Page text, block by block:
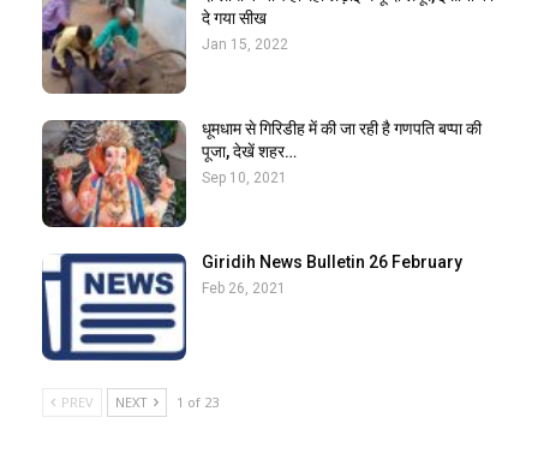
दे गया सीख
Jan 15, 2022
धूमधाम से गिरिडीह में की जा रही है गणपति बप्पा की
पूजा, देखें शहर…
Sep 10, 2021
Giridih News Bulletin 26 February
Feb 26, 2021
PREV NEXT 1 of 23